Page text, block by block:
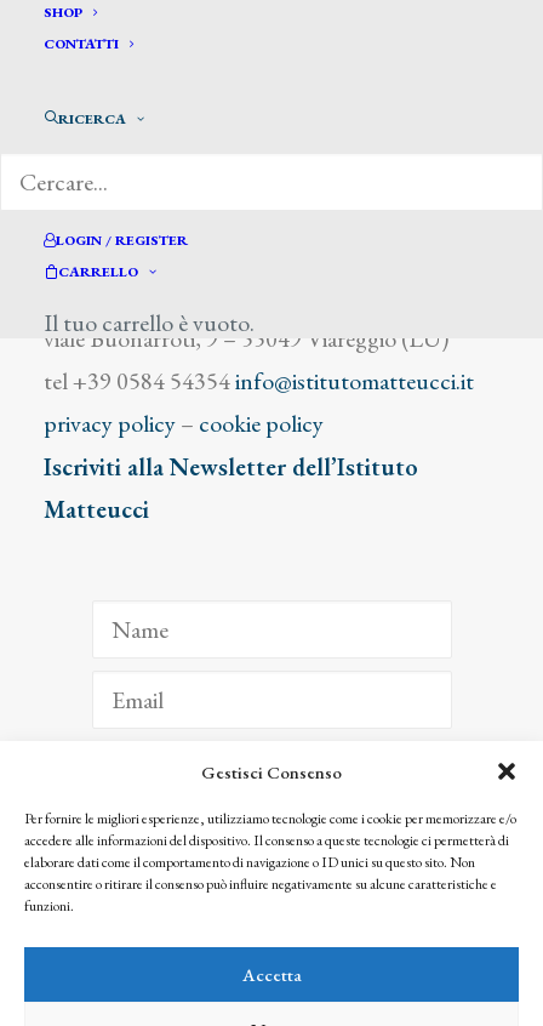
Gestisci Consenso
Per fornire le migliori esperienze, utilizziamo tecnologie come i cookie per memorizzare e/o
accedere alle informazioni del dispositivo. Il consenso a queste tecnologie ci permetterà di
elaborare dati come il comportamento di navigazione o ID unici su questo sito. Non
acconsentire o ritirare il consenso può influire negativamente su alcune caratteristiche e
funzioni.
Accetta
SHOP
CONTATTI
RICERCA
LOGIN / REGISTER
CARRELLO
Il tuo carrello è vuoto.
viale Buonarroti, 9 – 55049 Viareggio (LU)
tel +39 0584 54354info@istitutomatteucci.it
privacy policy– cookie policy
Iscriviti alla Newsletter dell’Istituto
Matteucci
ISCRIVITI
Facendo clic per iscriverti, riconosci che le tue informazioni saranno trattate
seguendo la nostra Privacy Policy
© 2025 Istituto Matteucci. All right reserved
l’autorizzazione scritta dei proprietari dei diritti e dell’Istituto Matteucci